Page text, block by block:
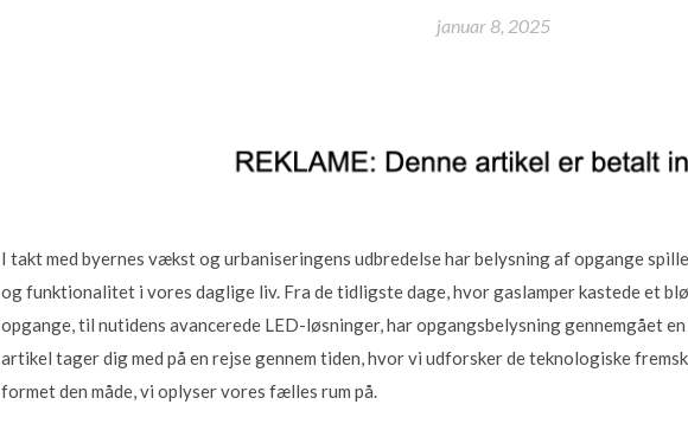
januar 8, 2025
I takt med byernes vækst og urbaniseringens udbredelse har belysning af opgange
og funktionalitet i vores daglige liv. Fra de tidligste dage, hvor gaslamper kastede et
opgange, til nutidens avancerede LED-løsninger, har opgangsbelysning gennemgået
artikel tager dig med på en rejse gennem tiden, hvor vi udforsker de teknologiske
formet den måde, vi oplyser vores fælles rum på.